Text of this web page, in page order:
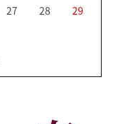
27 28
29